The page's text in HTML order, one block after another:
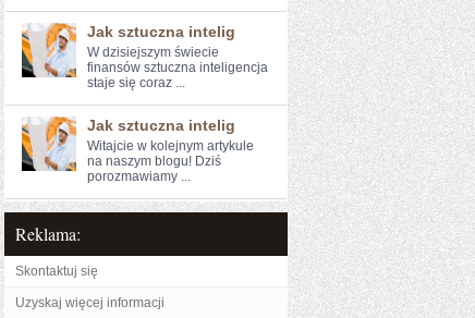
Jak sztuczna intelig
W dzisiejszym świecie
finansów sztuczna inteligencja
staje się coraz ...
Jak sztuczna intelig
Witajcie w ⁢kolejnym artykule
na naszym blogu! Dziś
porozmawiamy ...
Reklama:
Skontaktuj się
Uzyskaj więcej informacji